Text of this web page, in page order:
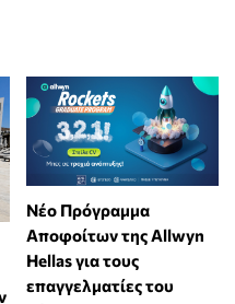
Νέο Πρόγραμμα
Αποφοίτων της Allwyn
Hellas για τους
επαγγελματίες του